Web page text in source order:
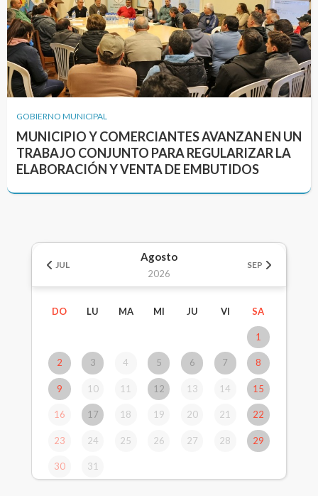
GOBIERNO MUNICIPAL
MUNICIPIO Y COMERCIANTES AVANZAN EN UN
TRABAJO CONJUNTO PARA REGULARIZAR LA
ELABORACIÓN Y VENTA DE EMBUTIDOS
JUL
Agosto
2026
SEP
DO LU MA MI JU VI SA
1
2 3 4 5 6 7 8
9 10 11 12 13 14 15
16 17 18 19 20 21 22
23 24 25 26 27 28 29
30 31